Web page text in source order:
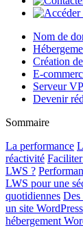
Nom de
Création
E-
Serveur
Devenir
Sommaire
La performance
réactivité
LWS ?
LWS pour une
quotidiennes Des
un site
hébergement